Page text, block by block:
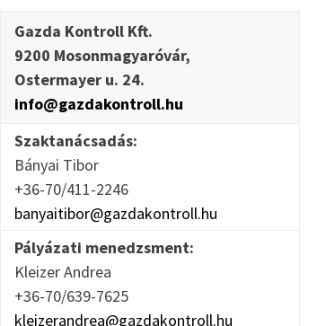
Gazda Kontroll Kft.
9200 Mosonmagyaróvár,
Ostermayer u. 24.
info@gazdakontroll.hu
Szaktanácsadás:
Bányai Tibor
+36-70/411-2246
banyaitibor@gazdakontroll.hu
Pályázati menedzsment:
Kleizer Andrea
+36-70/639-7625
kleizerandrea@gazdakontroll.hu